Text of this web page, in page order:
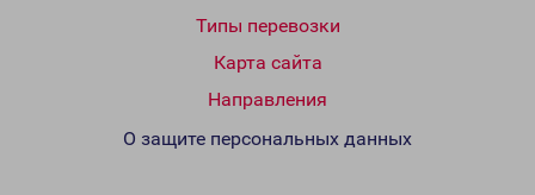
Типы перевозки
Карта сайта
Направления
О защите персональных данных